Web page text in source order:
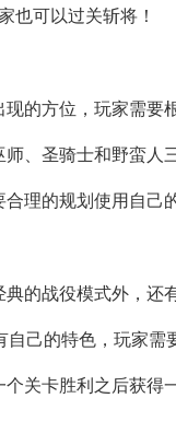
也可以过关斩将！
的方位，玩家需
、圣骑士和野蛮
理的规划使用自己
的战役模式外，
己的特色，玩家
关卡胜利之后获得